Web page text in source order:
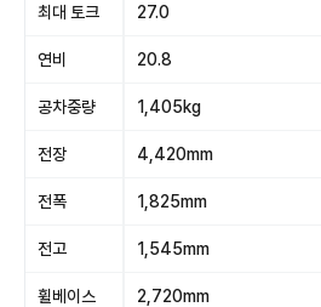
최대 토크 27.0
연비 20.8
공차중량 1,405kg
전장 4,420mm
전폭 1,825mm
전고 1,545mm
휠베이스 2,720mm